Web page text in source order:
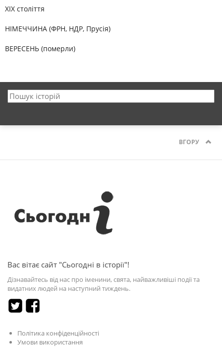
XIX століття
НІМЕЧЧИНА (ФРН, НДР, Прусія)
ВЕРЕСЕНЬ (померли)
ВГОРУ
Вас вітає сайт "Сьогодні в історії"!
Дізнавайтесь від нас про іменини, свята, найважливіші події та
видатних людей на наступний тиждень.
Політика конфіденційності
Умови використання